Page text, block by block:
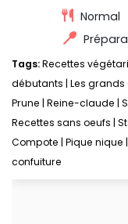
Normal
Tags:Recettes
débutants Les
Prune Reine-claude
Recettes sans oeufs
Compote Pique nique
confuiture